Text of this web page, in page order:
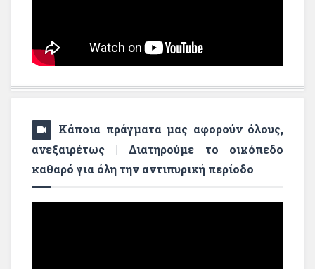
Κάποια πράγματα μας αφορούν όλους,
ανεξαιρέτως | Διατηρούμε το οικόπεδο
καθαρό για όλη την αντιπυρική περίοδο